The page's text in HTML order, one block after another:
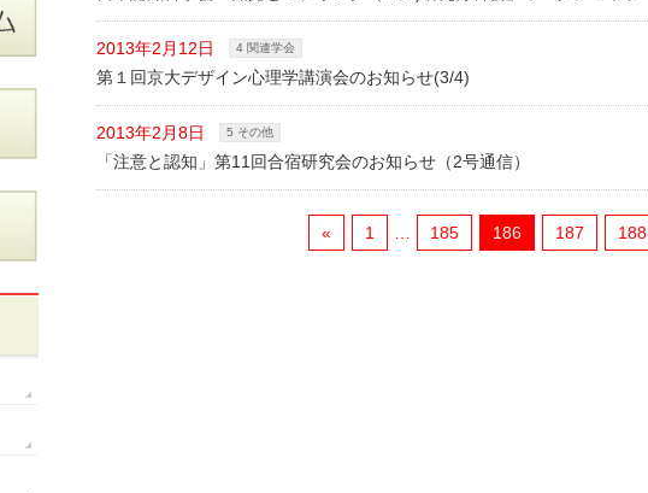
2013年2月12日 4 関連学会
第１回京大デザイン心理学講演会のお知らせ(3/4)
2013年2月8日 5 その他
「注意と認知」第11回合宿研究会のお知らせ（2号通信）
« 1 185 186 187 188